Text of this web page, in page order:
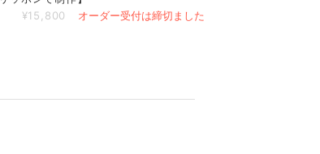
¥15,800
オーダー受付は締切ました